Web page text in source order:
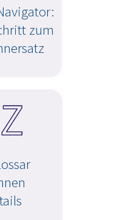
zum